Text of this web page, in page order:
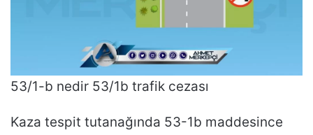
53/1-b nedir 53/1b trafik cezası
Kaza tespit tutanağında 53-1b maddesince